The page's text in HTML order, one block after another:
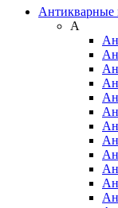
Антикварные
А